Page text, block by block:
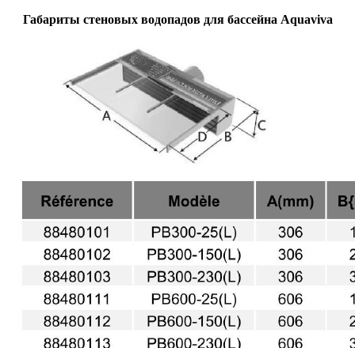
Габариты стеновых водопадов для бассейна Aquaviva